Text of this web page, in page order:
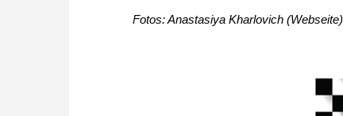
Fotos: Anastasiya Kharlovich (Webseite)